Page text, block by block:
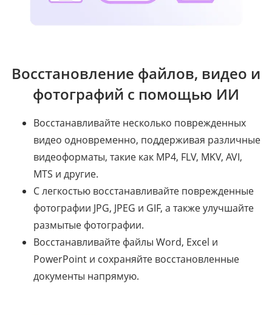
Восстановление файлов, видео и
фотографий с помощью ИИ
Восстанавливайте несколько поврежденных
видео одновременно, поддерживая различные
видеоформаты, такие как MP4, FLV, MKV, AVI,
MTS и другие.
С легкостью восстанавливайте поврежденные
фотографии JPG, JPEG и GIF, а также улучшайте
размытые фотографии.
Восстанавливайте файлы Word, Excel и
PowerPoint и сохраняйте восстановленные
документы напрямую.